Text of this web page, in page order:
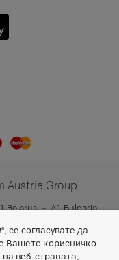
Austria Group
Belarus
A1 Bulgaria
се согласувате да
Вашето корисничко
на веб-страната,